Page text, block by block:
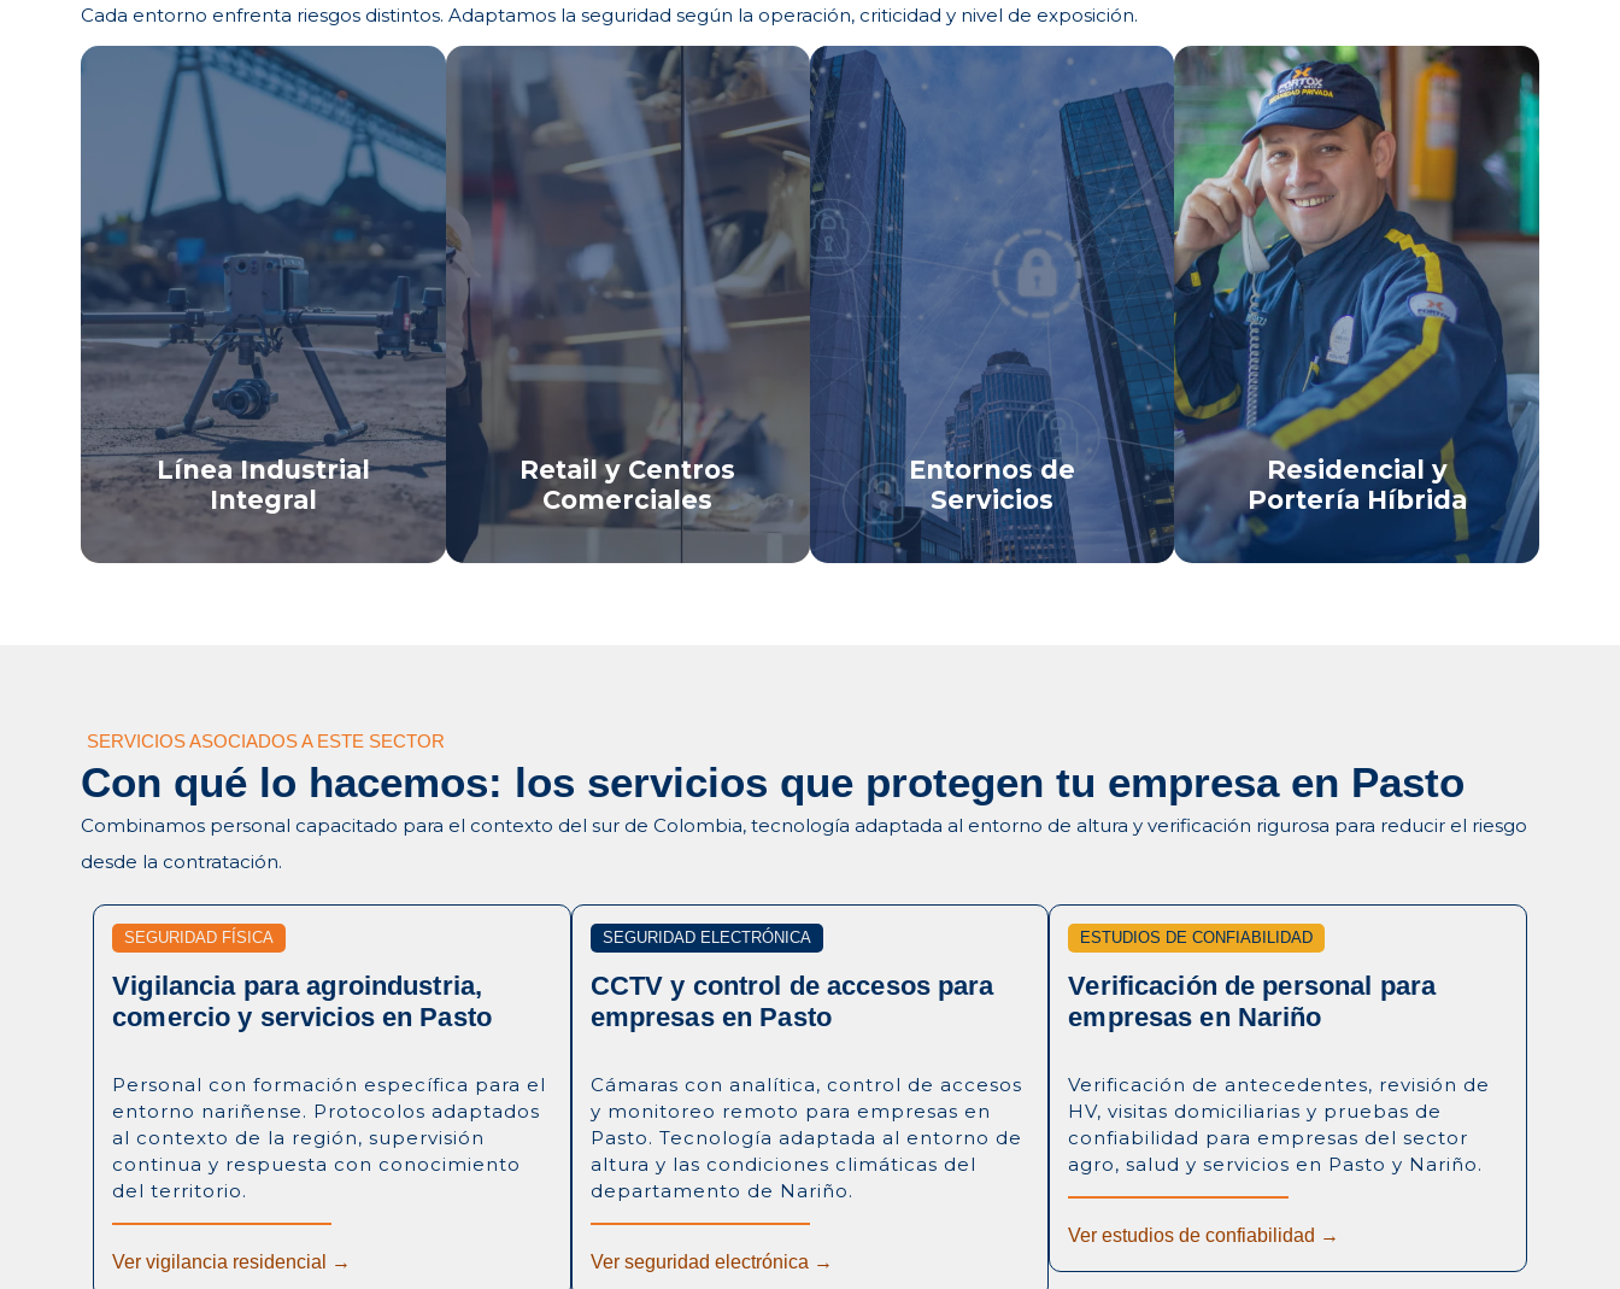
Cada entorno enfrenta riesgos distintos. Adaptamos la seguridad según la operación, criticidad y nivel de exposición.
Línea Industrial
Integral
Agroindustria
Nariño
Empresas agroindustriales y del
sector productivo en Pasto y el
norte de Nariño.
Ver Linea De Negocio
Retail y Centros
Comerciales
Seguridad Retail
Pasto
Control de pérdidas para
retail y centros comerciales
en Pasto.
Ver Linea De Negocio
Entornos de
Servicios
Servicios en
Pasto
Clínicas, hoteles, universidades
y edificios corporativos en la
capital nariñense.
Ver Linea De Negocio
Residencial y
Portería Híbrida
Portería Híbrida
Pasto
Portería virtual e inteligente
para conjuntos residenciales
en Pasto.
Ver Linea De Negocio
SERVICIOS ASOCIADOS A ESTE SECTOR
Con qué lo hacemos: los servicios que protegen tu empresa en Pasto
Combinamos personal capacitado para el contexto del sur de Colombia, tecnología adaptada al entorno de altura y verificación rigurosa para reducir el riesgo
desde la contratación.
SEGURIDAD FÍSICA
Vigilancia para agroindustria,
comercio y servicios en Pasto
Personal con formación específica para el
entorno nariñense. Protocolos adaptados
al contexto de la región, supervisión
continua y respuesta con conocimiento
del territorio.
Ver vigilancia residencial →
SEGURIDAD ELECTRÓNICA
CCTV y control de accesos para
empresas en Pasto
Cámaras con analítica, control de accesos
y monitoreo remoto para empresas en
Pasto. Tecnología adaptada al entorno de
altura y las condiciones climáticas del
departamento de Nariño.
Ver seguridad electrónica →
ESTUDIOS DE CONFIABILIDAD
Verificación de personal para
empresas en Nariño
Verificación de antecedentes, revisión de
HV, visitas domiciliarias y pruebas de
confiabilidad para empresas del sector
agro, salud y servicios en Pasto y Nariño.
Ver estudios de confiabilidad →